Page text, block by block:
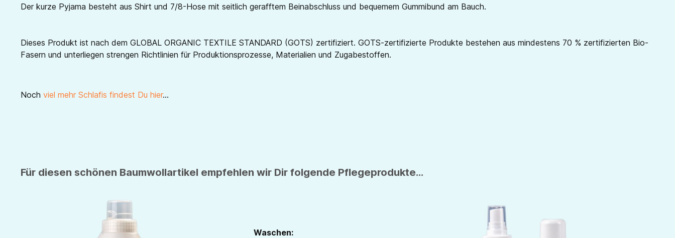
Der kurze Pyjama besteht aus Shirt und 7/8-Hose mit seitlich gerafftem Beinabschluss und bequemem Gummibund am Bauch.
Dieses Produkt ist nach dem GLOBAL ORGANIC TEXTILE STANDARD (GOTS) zertifiziert. GOTS-zertifizierte Produkte bestehen aus mindestens 70 % zertifizierten Bio-
Fasern und unterliegen strengen Richtlinien für Produktionsprozesse, Materialien und Zugabestoffen.
Noch viel mehr Schlafis findest Du hier...
Für diesen schönen Baumwollartikel empfehlen wir Dir folgende Pflegeprodukte...
Waschen: